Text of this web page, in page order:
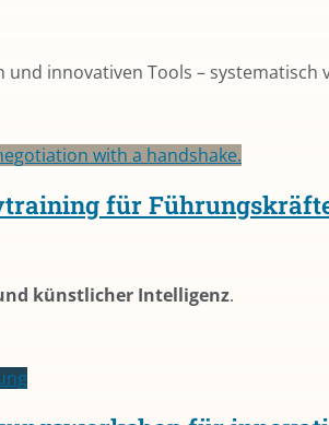
innovativen Tools – systematisch
für
künstlicher Intelligenz.